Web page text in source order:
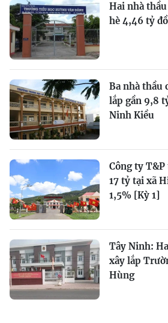
Hai nhà
hè 4,46 tỷ
Ba nhà thầu
lắp gần 9,8
Ninh Kiều
Công ty
17 tỷ tại xã
1,5% [Kỳ 1]
Tây Ninh:
xây lắp
Hùng